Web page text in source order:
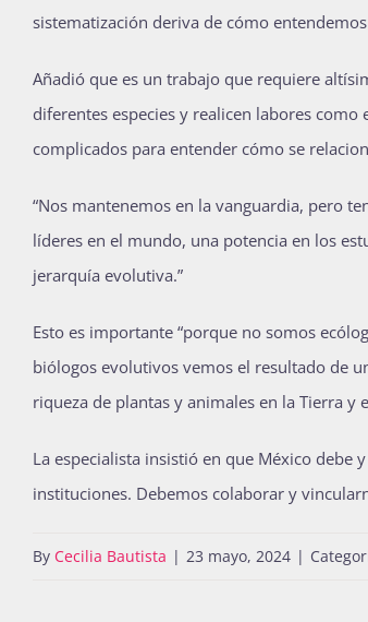
sistematización deriva de cómo
Añadió que es un trabajo que requiere
diferentes especies y realicen labores
complicados para entender cómo se
“Nos mantenemos en la vanguardia, pero
líderes en el mundo, una potencia en los
jerarquía evolutiva.”
Esto es importante “porque no somos
biólogos evolutivos vemos el resultado de
riqueza de plantas y animales en la Tierra
La especialista insistió en que México debe
instituciones. Debemos colaborar y
By Cecilia Bautista | 23 mayo, 2024 |